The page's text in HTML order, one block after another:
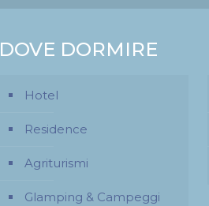
DOVE DORMIRE
Hotel
Residence
Agriturismi
Glamping & Campeggi